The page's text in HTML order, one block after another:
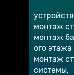
монтаж
монтаж
ого
монтаж
системы,